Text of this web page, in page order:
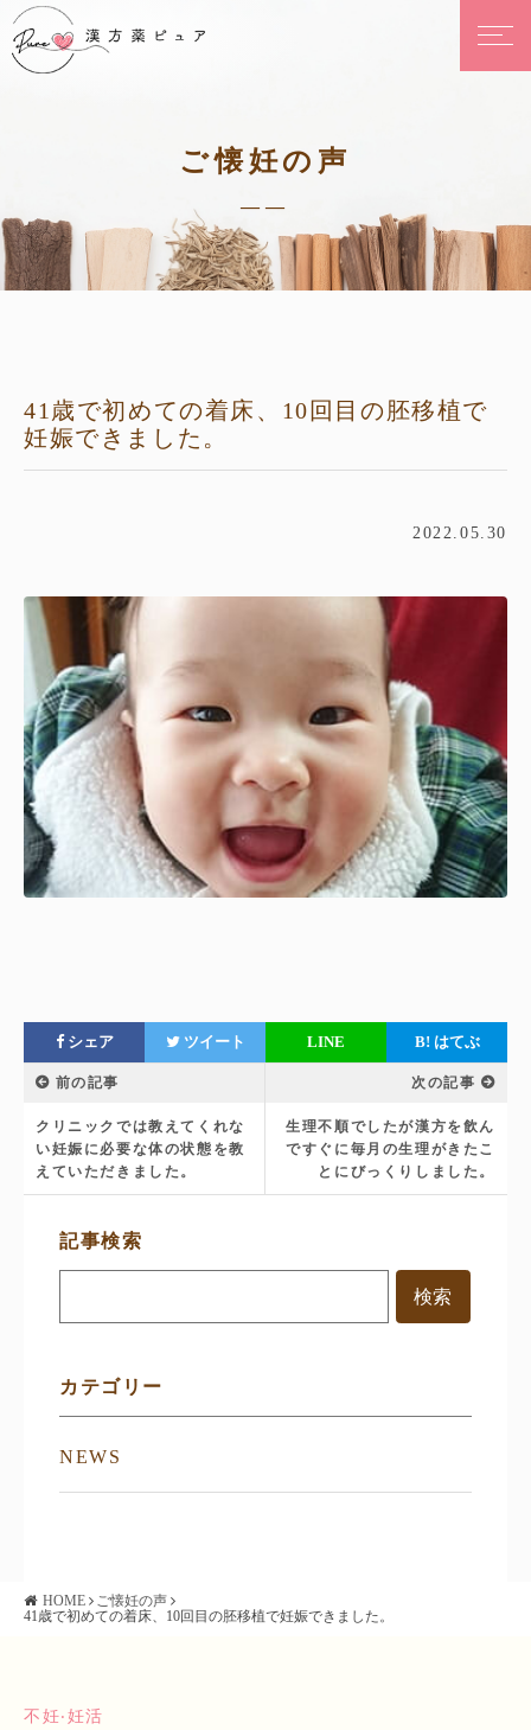
ご懐妊の声
——
41歳で初めての着床、10回目の胚移植で
妊娠できました。
2022.05.30
シェア ツイート LINE B! はてぶ
前の記事
クリニックでは教えてくれな
い妊娠に必要な体の状態を教
えていただきました。
次の記事
生理不順でしたが漢方を飲ん
ですぐに毎月の生理がきたこ
とにびっくりしました。
サ
ニ
記事検索
カテゴリー
NEWS
HOME
ご懐妊の声
41歳で初めての着床、10回目の胚移植で妊娠できました。
不妊‧妊活